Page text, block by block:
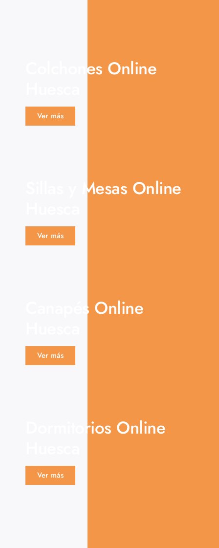
Colchones Online
Ver más
Sillas y Mesas Online
Ver más
Canapés Online
Ver más
Dormitorios Online
Ver más